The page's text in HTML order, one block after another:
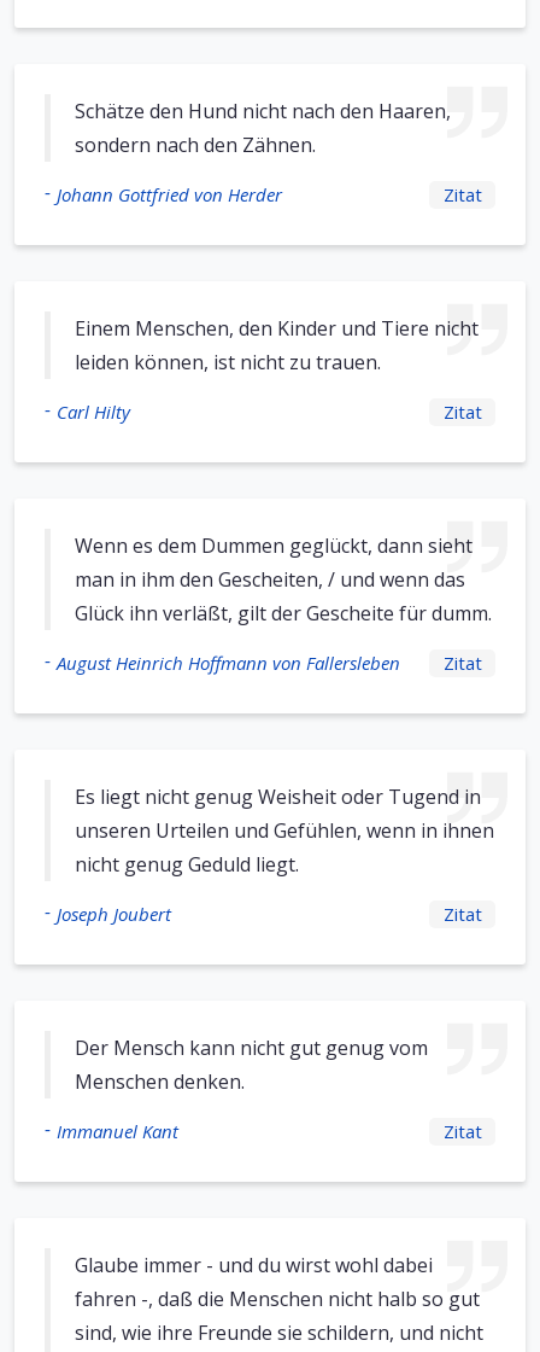
Schätze den Hund nicht nach den Haaren,
sondern nach den Zähnen.
- Johann Gottfried von Herder Zitat
Einem Menschen, den Kinder und Tiere nicht
leiden können, ist nicht zu trauen.
- Carl Hilty Zitat
Wenn es dem Dummen geglückt, dann sieht
man in ihm den Gescheiten, / und wenn das
Glück ihn verläßt, gilt der Gescheite für dumm.
- August Heinrich Hoffmann von Fallersleben Zitat
Es liegt nicht genug Weisheit oder Tugend in
unseren Urteilen und Gefühlen, wenn in ihnen
nicht genug Geduld liegt.
- Joseph Joubert Zitat
Der Mensch kann nicht gut genug vom
Menschen denken.
- Immanuel Kant Zitat
Glaube immer - und du wirst wohl dabei
fahren -, daß die Menschen nicht halb so gut
sind, wie ihre Freunde sie schildern, und nicht